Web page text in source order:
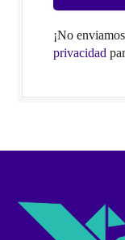
¡No
privacidad